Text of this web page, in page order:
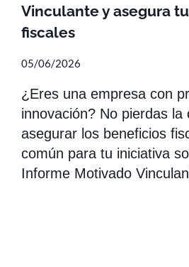
Vinculante y asegura
fiscales
05/06/2026
¿Eres una empresa con
innovación? No pierdas la
asegurar los beneficios
común para tu iniciativa
Informe Motivado